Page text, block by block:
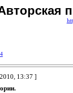
13:37 ]